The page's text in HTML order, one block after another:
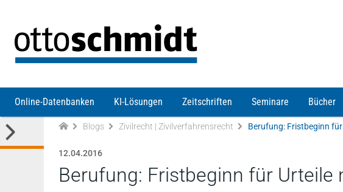
Online-Datenbanken KI-Lösungen Zeitschriften Seminare Bücher
Blogs Zivilrecht | Zivilverfahrensrecht
12.04.2016
Berufung: Fristbeginn für